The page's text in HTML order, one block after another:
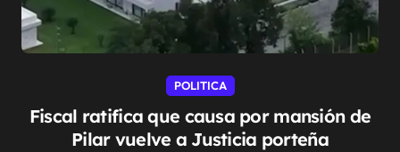
POLITICA
Fiscal ratifica que causa por mansión de
Pilar vuelve a Justicia porteña